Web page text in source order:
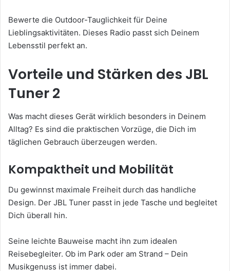
Bewerte die Outdoor-Tauglichkeit für Deine
Lieblingsaktivitäten. Dieses Radio passt sich Deinem
Lebensstil perfekt an.
Vorteile und Stärken des JBL
Tuner 2
Was macht dieses Gerät wirklich besonders in Deinem
Alltag? Es sind die praktischen Vorzüge, die Dich im
täglichen Gebrauch überzeugen werden.
Kompaktheit und Mobilität
Du gewinnst maximale Freiheit durch das handliche
Design. Der JBL Tuner passt in jede Tasche und begleitet
Dich überall hin.
Seine leichte Bauweise macht ihn zum idealen
Reisebegleiter. Ob im Park oder am Strand – Dein
Musikgenuss ist immer dabei.